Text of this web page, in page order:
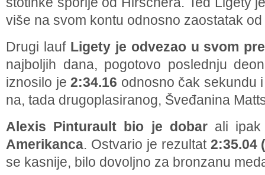
više na svom kontu odnosno zaostatak
Drugi lauf Ligety je odvezao u svom
najboljih dana, pogotovo poslednju
iznosilo je2:34.16 odnosno čak sekundu
na, tada drugoplasiranog, Šveđanina
Alexis Pinturault bio je dobarali
Amerikanca. Ostvario je rezultat 2:35.04
se kasnije, bilo dovoljno za bronzanu